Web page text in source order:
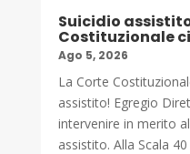
Suicidio
Costituzionale
Ago 5, 2026
La Corte
assistito! Egregio
intervenire in merito
assistito. Alla Scala